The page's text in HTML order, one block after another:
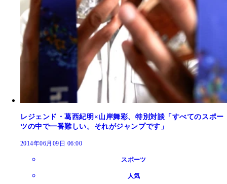
レジェンド・葛西紀明×山岸舞彩、特別対談「すべてのスポー
ツの中で一番難しい。それがジャンプです」
2014年06月09日 06:00
スポーツ
人気